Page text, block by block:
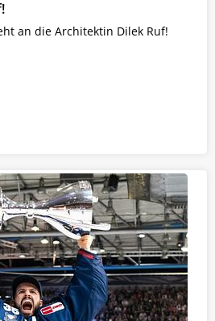
an die Architektin Dilek Ruf!